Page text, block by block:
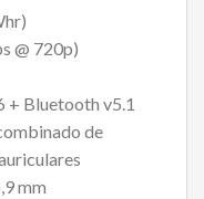
@ 720p)
+ Bluetooth v5.1
de
mm